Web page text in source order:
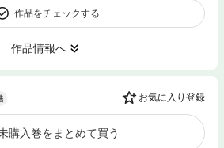
作品をチェックする
作品情報へ
お気に入り登録
購入巻をまとめて買う